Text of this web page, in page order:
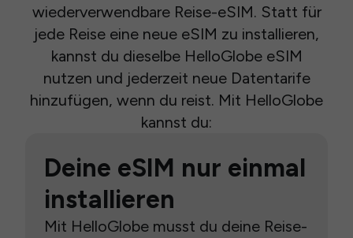
wiederverwendbare Reise-eSIM. Statt für
jede Reise eine neue eSIM zu installieren,
kannst du dieselbe HelloGlobe eSIM
nutzen und jederzeit neue Datentarife
hinzufügen, wenn du reist. Mit HelloGlobe
kannst du:
Deine eSIM nur einmal
installieren
Mit HelloGlobe musst du deine Reise-